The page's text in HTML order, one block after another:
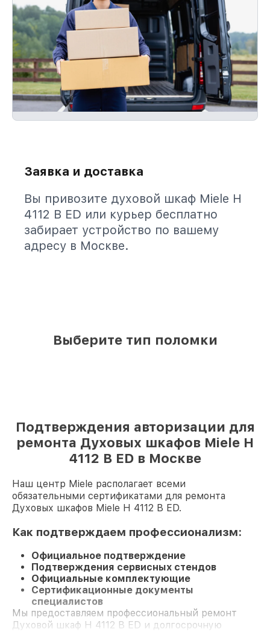
Заявка и доставка
Вы привозите духовой шкаф Miele H
4112 B ED или курьер бесплатно
забирает устройство по вашему
адресу в Москве.
Выберите тип поломки
Подтверждения авторизации для
ремонта Духовых шкафов Miele H
4112 B ED в Москве
Наш центр Miele располагает всеми
обязательными сертификатами для ремонта
Духовых шкафов Miele H 4112 B ED.
Как подтверждаем профессионализм:
Официальное подтверждение
Подтверждения сервисных стендов
Официальные комплектующие
Сертификационные документы
специалистов
Мы предоставляем профессиональный ремонт
Духовой шкаф H 4112 B ED и долгосрочную